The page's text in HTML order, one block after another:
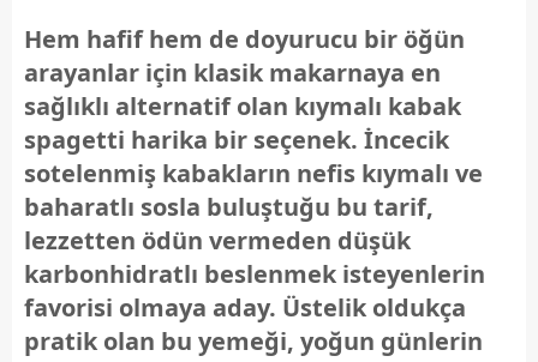
Hem hafif hem de doyurucu bir öğün
arayanlar için klasik makarnaya en
sağlıklı alternatif olan kıymalı kabak
spagetti harika bir seçenek. İncecik
sotelenmiş kabakların nefis kıymalı ve
baharatlı sosla buluştuğu bu tarif,
lezzetten ödün vermeden düşük
karbonhidratlı beslenmek isteyenlerin
favorisi olmaya aday. Üstelik oldukça
pratik olan bu yemeği, yoğun günlerin